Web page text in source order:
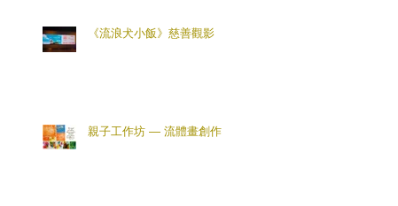
《流浪犬小飯》慈善觀影
親子工作坊 — 流體畫創作